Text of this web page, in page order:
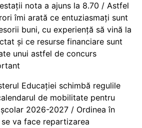
nota a ajuns la 8.70 / Astfel
îmi arată ce entuziasmați sunt
buni, cu experiență să vină la
și ce resurse financiare sunt
unui astfel de concurs
Educației schimbă regulile
de mobilitate pentru
2026-2027 / Ordinea în
va face repartizarea